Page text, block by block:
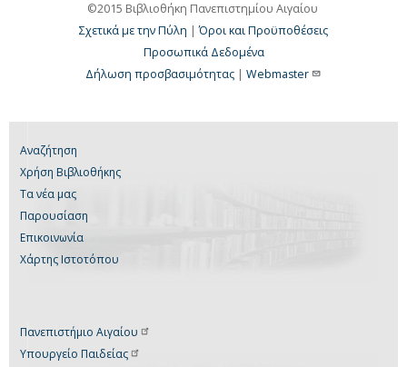
©2015 Βιβλιοθήκη Πανεπιστημίου Αιγαίου
Σχετικά με την Πύλη |Όροι και Προϋποθέσεις
Προσωπικά Δεδομένα
Δήλωση προσβασιμότητας | Webmaster
Αναζήτηση
Χρήση Βιβλιοθήκης
Τα νέα μας
Παρουσίαση
Επικοινωνία
Χάρτης Ιστοτόπου
Πανεπιστήμιο Αιγαίου
Υπουργείο Παιδείας